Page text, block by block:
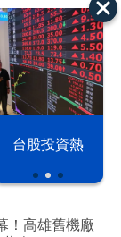
台股投資熱
」 警籲小
！高雄舊機廠